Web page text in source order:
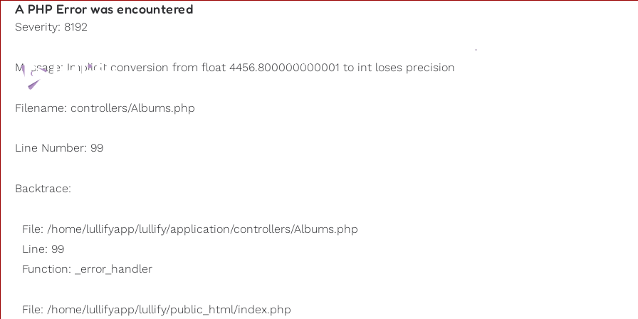
A PHP Error was encountered
Severity: 8192
Message: Implicit conversion from float 4456.800000000001 to int loses precision
Filename: controllers/Albums.php
Line Number: 99
Backtrace:
File: /home/lullifyapp/lullify/application/controllers/Albums.php
Line: 99
Function: _error_handler
File: /home/lullifyapp/lullify/public_html/index.php
Playlists Des Sons